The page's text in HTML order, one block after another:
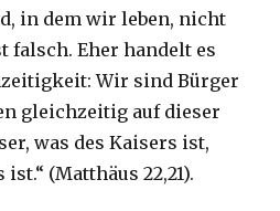
in dem wir leben, nicht
falsch. Eher handelt es
Wir sind Bürger
gleichzeitig auf dieser
was des Kaisers ist,
(Matthäus 22,21).